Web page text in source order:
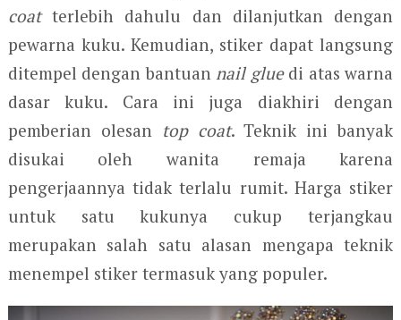
coatterlebih dahulu dan dilanjutkan dengan
pewarna kuku. Kemudian, stiker dapat langsung
ditempel dengan bantuannail gluedi atas warna
dasar kuku. Cara ini juga diakhiri dengan
pemberian olesan top coat. Teknik ini banyak
disukai oleh wanita remaja karena
pengerjaannya tidak terlalu rumit. Harga stiker
untuk satu kukunya cukup terjangkau
merupakan salah satu alasan mengapa teknik
menempel stiker termasuk yang populer.